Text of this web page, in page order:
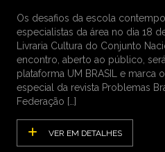
Os desafios da escola
especialistas da área no dia 18
Livraria Cultura do Conjunto
encontro, aberto ao público,
plataforma UM BRASIL e marca
especial da revista Problemas
Federação […]
VER EM DETALHES